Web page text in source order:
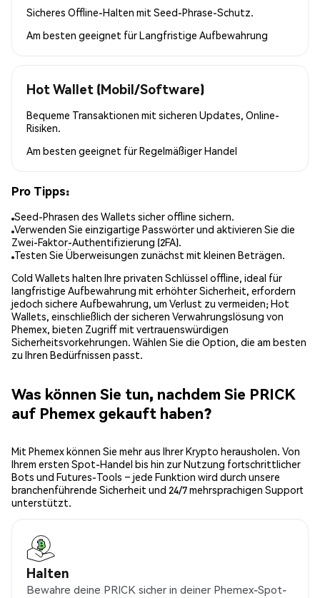
Sicheres Offline-Halten mit Seed-Phrase-Schutz.
Am besten geeignet fürLangfristige Aufbewahrung
Hot Wallet (Mobil/Software)
Bequeme Transaktionen mit sicheren Updates, Online-
Risiken.
Am besten geeignet fürRegelmäßiger Handel
Pro Tipps:
Seed-Phrasen des Wallets sicher offline sichern.
Verwenden Sie einzigartige Passwörter und aktivieren Sie die
Zwei-Faktor-Authentifizierung (2FA).
Testen Sie Überweisungen zunächst mit kleinen Beträgen.
Cold Wallets halten Ihre privaten Schlüssel offline, ideal für
langfristige Aufbewahrung mit erhöhter Sicherheit, erfordern
jedoch sichere Aufbewahrung, um Verlust zu vermeiden; Hot
Wallets, einschließlich der sicheren Verwahrungslösung von
Phemex, bieten Zugriff mit vertrauenswürdigen
Sicherheitsvorkehrungen. Wählen Sie die Option, die am besten
zu Ihren Bedürfnissen passt.
Was können Sie tun, nachdem Sie PRICK
auf Phemex gekauft haben?
Mit Phemex können Sie mehr aus Ihrer Krypto herausholen. Von
Ihrem ersten Spot-Handel bis hin zur Nutzung fortschrittlicher
Bots und Futures-Tools – jede Funktion wird durch unsere
branchenführende Sicherheit und 24/7 mehrsprachigen Support
unterstützt.
Halten
Bewahre deine PRICK sicher in deiner Phemex-Spot-